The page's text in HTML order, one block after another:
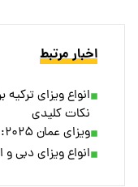
اخبار مرتبط
نکات کلیدی
ویزای عمان ۲۰۲۵: انواع، شرایط، مدارک و هزینه‌ها
انواع ویزای دبی و